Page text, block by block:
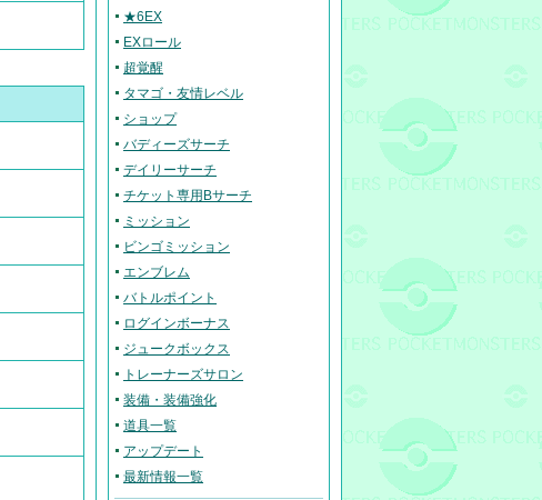
★6EX
EXロール
超覚醒
タマゴ・友情レベル
ショップ
バディーズサーチ
デイリーサーチ
チケット専用Bサーチ
ミッション
ビンゴミッション
エンブレム
バトルポイント
ログインボーナス
ジュークボックス
トレーナーズサロン
装備・装備強化
道具一覧
アップデート
最新情報一覧